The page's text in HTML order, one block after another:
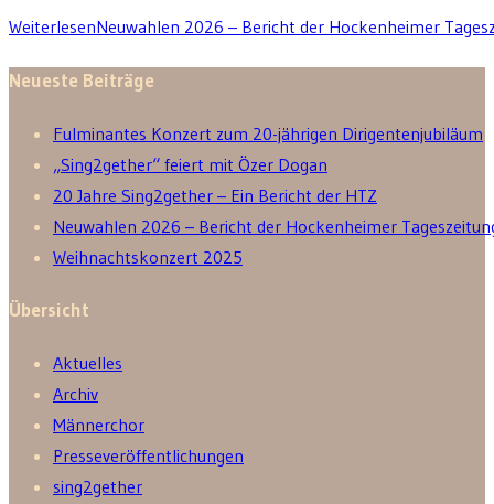
WeiterlesenNeuwahlen 2026 – Bericht der Hockenheimer
Neueste Beiträge
Fulminantes Konzert zum 20-jährigen Dirigentenjubiläum
„Sing2gether“ feiert mit Özer Dogan
20 Jahre Sing2gether – Ein Bericht der HTZ
Neuwahlen 2026 – Bericht der Hockenheimer
Weihnachtskonzert 2025
Übersicht
Aktuelles
Archiv
Männerchor
Presseveröffentlichungen
sing2gether